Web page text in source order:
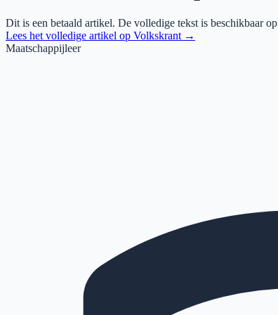
Dit is een betaald artikel. De volledige tekst is beschikbaar op
Lees het volledige artikel op Volkskrant →
Maatschappijleer